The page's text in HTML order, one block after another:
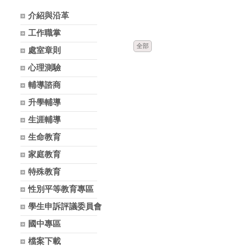
介紹與沿革
工作職掌
處室章則
心理測驗
輔導諮商
升學輔導
生涯輔導
生命教育
家庭教育
特殊教育
性別平等教育專區
學生申訴評議委員會
國中專區
檔案下載
全部